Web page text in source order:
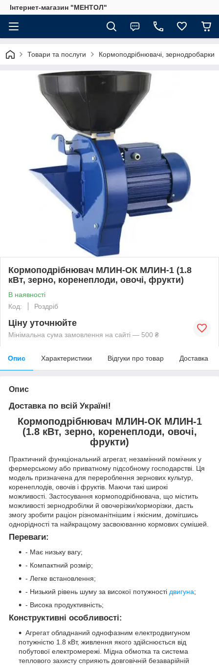
Інтернет-магазин "МЕНТОЛ"
Товари та послуги Кормоподрібнювачі, зернодробарки
Кормоподрібнювач МЛИН-ОК МЛИН-1 (1.8
кВт, зерно, коренеплоди, овочі, фрукти)
В наявності
Код:
Роздріб
Ціну уточнюйте
Мінімальна сума замовлення на сайті — 500 ₴
Опис Характеристики Відгуки про товар Доставка
Опис
Доставка по всій Україні!
Кормоподрібнювач МЛИН-ОК МЛИН-1
(1.8 кВт, зерно, коренеплоди, овочі,
фрукти)
Практичний функціональний агрегат, незамінний помічник у
фермерському або приватному підсобному господарстві. Ця
модель призначена для перероблення зернових культур,
коренеплодів, овочів і фруктів. Маючи такі широкі
можливості. Застосування кормоподрібнювача, що містить
можливості зернодробілки й овочерізки/корморізки, дасть
змогу зробити раціон різноманітнішим і якісним, домігшись
однорідності та найкращому засвоюванню кормових сумішей.
Переваги:
- Має низьку вагу;
- Компактний розмір;
- Легке встановлення;
- Низький рівень шуму за високої потужності двигуна;
- Висока продуктивність;
Конструктивні особливості:
Агрегат обладнаний однофазним електродвигуном
потужністю 1.8 кВт, живлення якого здійснюється від
побутової електромережі. Мідна обмотка та система
теплового захисту сприяють довговічній безаварійній